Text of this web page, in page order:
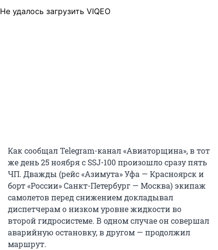
Не удалось загрузить VIQEO
Как сообщал Telegram-канал «Авиаторщина», в тот
же день 25 ноября с SSJ-100 произошло сразу пять
ЧП. Дважды (рейс «Азимута» Уфа — Красноярск и
борт «России» Санкт-Петербург — Москва) экипаж
самолетов перед снижением докладывал
диспетчерам о низком уровне жидкости во
второй гидросистеме. В одном случае он совершал
аварийную остановку, в другом — продолжил
маршрут.